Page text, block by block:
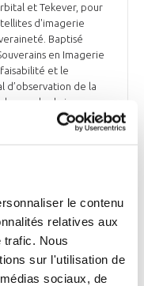
le contenu
relatives aux
trafic. Nous
sur l'utilisation de
sociaux, de
et Tekever, pour
d'imagerie
Baptisé
en Imagerie
et le
d’observation de la
les briques
en compétence sur le
réalisera la charge
qui développera
segment sol. Le
Militaire.com du 23